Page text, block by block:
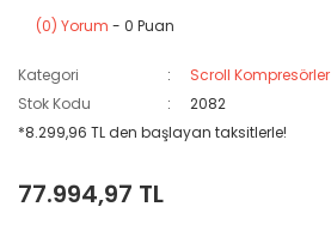
(0) Yorum - 0 Puan
Kategori
Scroll Kompresörler
Stok Kodu
2082
*8.299,96 TL den başlayan taksitlerle!
77.994,97 TL